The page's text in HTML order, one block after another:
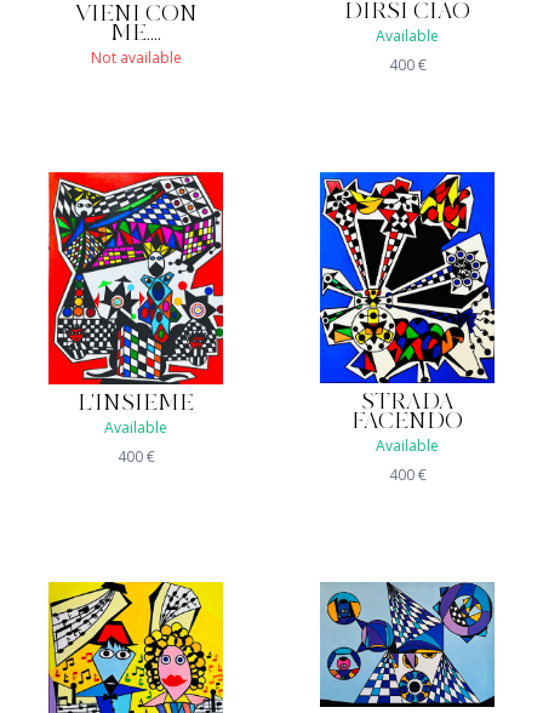
VIENI CON
ME....
Not available
DIRSI CIAO
Available
400€
L'INSIEME
Available
400€
STRADA
FACENDO
Available
400€